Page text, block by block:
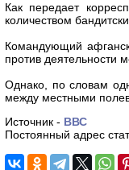
Как передает
количеством
Командующий
против деятельности
Однако, по словам
между местными
Источник - ВВС
Постоянный адрес